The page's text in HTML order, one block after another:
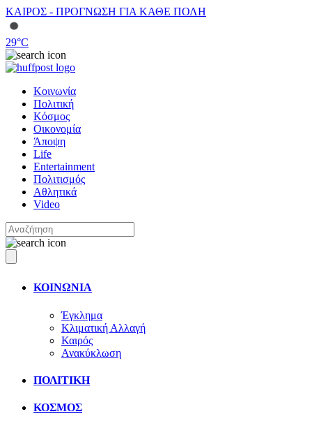
ΚΑΙΡΟΣ - ΠΡΟΓΝΩΣΗ ΓΙΑ ΚΑΘΕ ΠΟΛΗ
29°C
Κοινωνία
Πολιτική
Κόσμος
Οικονομία
Άποψη
Life
Entertainment
Πολιτισμός
Αθλητικά
Video
ΚΟΙΝΩΝΙΑ
Έγκλημα
Κλιματική Αλλαγή
Καιρός
Ανακύκλωση
ΠΟΛΙΤΙΚΗ
ΚΟΣΜΟΣ